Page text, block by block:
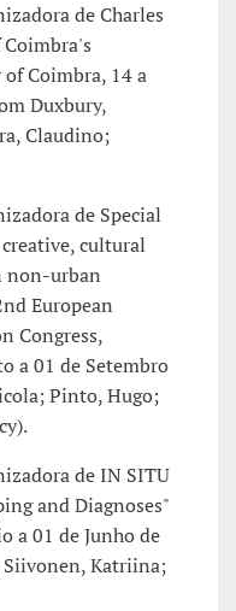
de Charles
Coimbra, 14 a
Duxbury,
Claudino;
de Special
cultural
non-urban
European
Congress,
a 01 de Setembro
Pinto, Hugo;
de IN SITU
and Diagnoses"
a 01 de Junho de
Siivonen, Katriina;